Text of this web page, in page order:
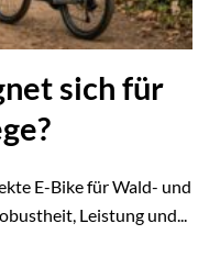
sich für
E-Bike für Wald- und
Leistung und...